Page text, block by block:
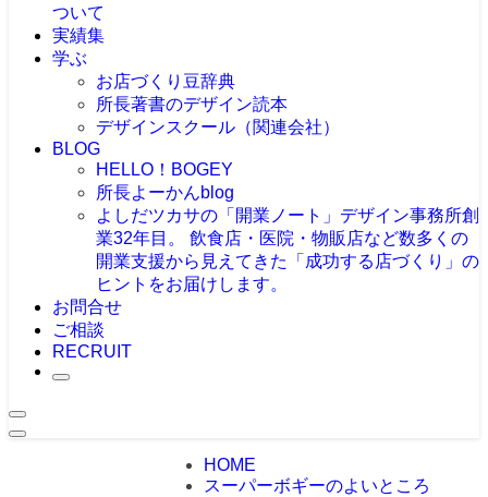
ついて
実績集
学ぶ
お店づくり豆辞典
所長著書のデザイン読本
デザインスクール（関連会社）
BLOG
HELLO！BOGEY
所長よーかんblog
よしだツカサの「開業ノート」 デザイン事務所創
業32年目。 飲食店・医院・物販店など数多くの
開業支援から見えてきた「成功する店づくり」の
ヒントをお届けします。
お問合せ
ご相談
RECRUIT
HOME
スーパーボギーのよいところ